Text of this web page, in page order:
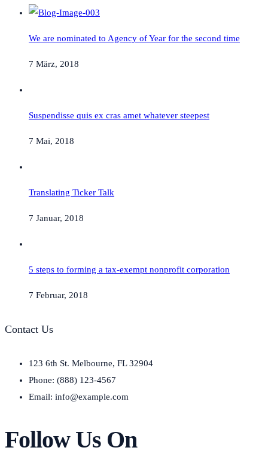
We are nominated to Agency of Year for the second time
7 März, 2018
Suspendisse quis ex cras amet whatever steepest
7 Mai, 2018
Translating Ticker Talk
7 Januar, 2018
5 steps to forming a tax-exempt nonprofit corporation
7 Februar, 2018
Contact Us
123 6th St. Melbourne, FL 32904
Phone: (888) 123-4567
Email: info@example.com
Follow Us On